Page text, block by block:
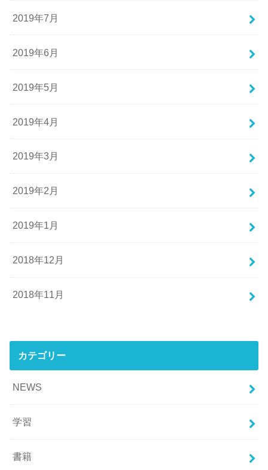
2019年7月
2019年6月
2019年5月
2019年4月
2019年3月
2019年2月
2019年1月
2018年12月
2018年11月
カテゴリー
NEWS
学習
書籍